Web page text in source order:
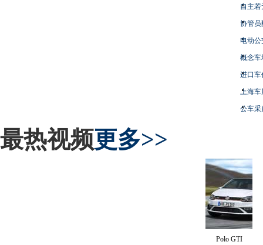
自主
协管员
电动
概念车
进口车
上海
公车采
最热视频更多>>
Polo GTI